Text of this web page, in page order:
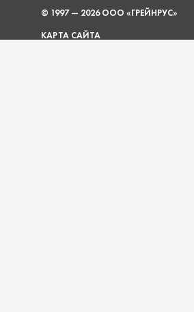
© 1997 — 2026 ООО «ГРЕЙНРУС»
КАРТА САЙТА